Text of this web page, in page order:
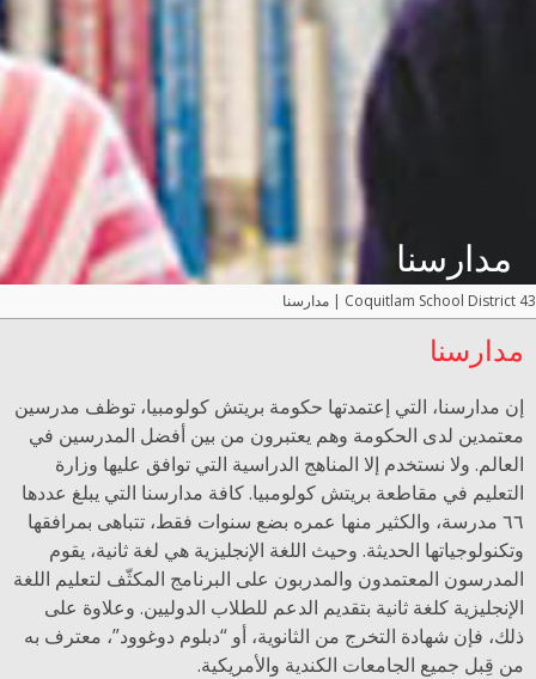
مدارسنا
Coquitlam School District 43
| مدارسنا
مدارسنا
إن مدارسنا، التي إعتمدتها حكومة بريتش كولومبيا، توظف مدرسين
معتمدين لدى الحكومة وهم يعتبرون من بين أفضل المدرسين في
العالم. ولا نستخدم إلا المناهج الدراسية التي توافق عليها وزارة
التعليم في مقاطعة بريتش كولومبيا. كافة مدارسنا التي يبلغ عددها
٦٦ مدرسة، والكثير منها عمره بضع سنوات فقط، تتباهى بمرافقها
وتكنولوجياتها الحديثة. وحيث اللغة الإنجليزية هي لغة ثانية، يقوم
المدرسون المعتمدون والمدربون على البرنامج المكثّف لتعليم اللغة
الإنجليزية كلغة ثانية بتقديم الدعم للطلاب الدوليين. وعلاوة على
ذلك، فإن شهادة التخرج من الثانوية، أو “دبلوم دوغوود”، معترف به
من قِبل جميع الجامعات الكندية والأمريكية.